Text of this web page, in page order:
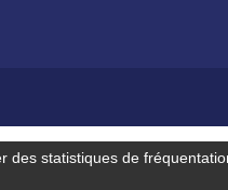
statistiques de